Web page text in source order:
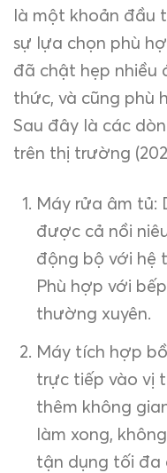
là một khoản đầu
sự lựa chọn phù
đã chật hẹp nhiều
thức, và cũng phù
Sau đây là các
trên thị trường
Máy rửa âm tủ:
được cả nồi
động bộ với hệ
Phù hợp với
thường xuyên.
Máy tích hợp
trực tiếp vào vị
thêm không
làm xong,
tận dụng tối đa